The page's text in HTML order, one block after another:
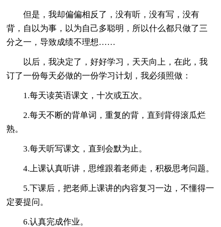
但是，我却偏偏相反了，没有听，没有写，没有
背，自以为事，以为自己多聪明，所以什么都只做了三
分之一，导致成绩不理想……
以后，我决定了，好好学习，天天向上，在此，我
订了一份每天必做的一份学习计划，我必须照做：
1.每天读英语课文，十次或五次。
2.每天不断的背单词，重复的背，直到背得滚瓜烂
熟。
3.每天听写课文，直到会默为止。
4.上课认真听讲，思维跟着老师走，积极思考问题。
5.下课后，把老师上课讲的内容复习一边，不懂得一
定要提问。
6.认真完成作业。